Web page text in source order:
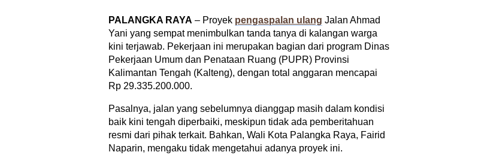
PALANGKA RAYA – Proyek pengaspalan ulang Jalan Ahmad
Yani yang sempat menimbulkan tanda tanya di kalangan warga
kini terjawab. Pekerjaan ini merupakan bagian dari program Dinas
Pekerjaan Umum dan Penataan Ruang (PUPR) Provinsi
Kalimantan Tengah (Kalteng), dengan total anggaran mencapai
Rp 29.335.200.000.
Pasalnya, jalan yang sebelumnya dianggap masih dalam kondisi
baik kini tengah diperbaiki, meskipun tidak ada pemberitahuan
resmi dari pihak terkait. Bahkan, Wali Kota Palangka Raya, Fairid
Naparin, mengaku tidak mengetahui adanya proyek ini.